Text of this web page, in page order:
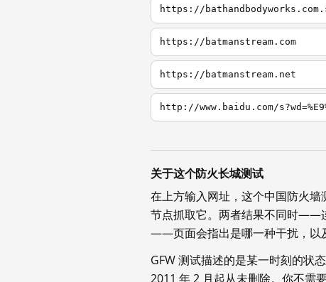
https://
https://batmanstream.com
https://batmanstream.net
http://www.baidu.com/
关于这个防火长城测试
在上方输入网址，这个中国防火
节点抓取它。两者结果不同时——
——页面会指出是哪一种干扰，以
GFW 测试描述的是某一时刻的状
2011 年 2 月起从未删除。你不需